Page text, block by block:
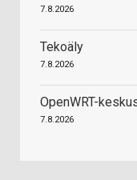
7.8.2026
Tekoäly
7.8.2026
OpenWRT-
7.8.2026